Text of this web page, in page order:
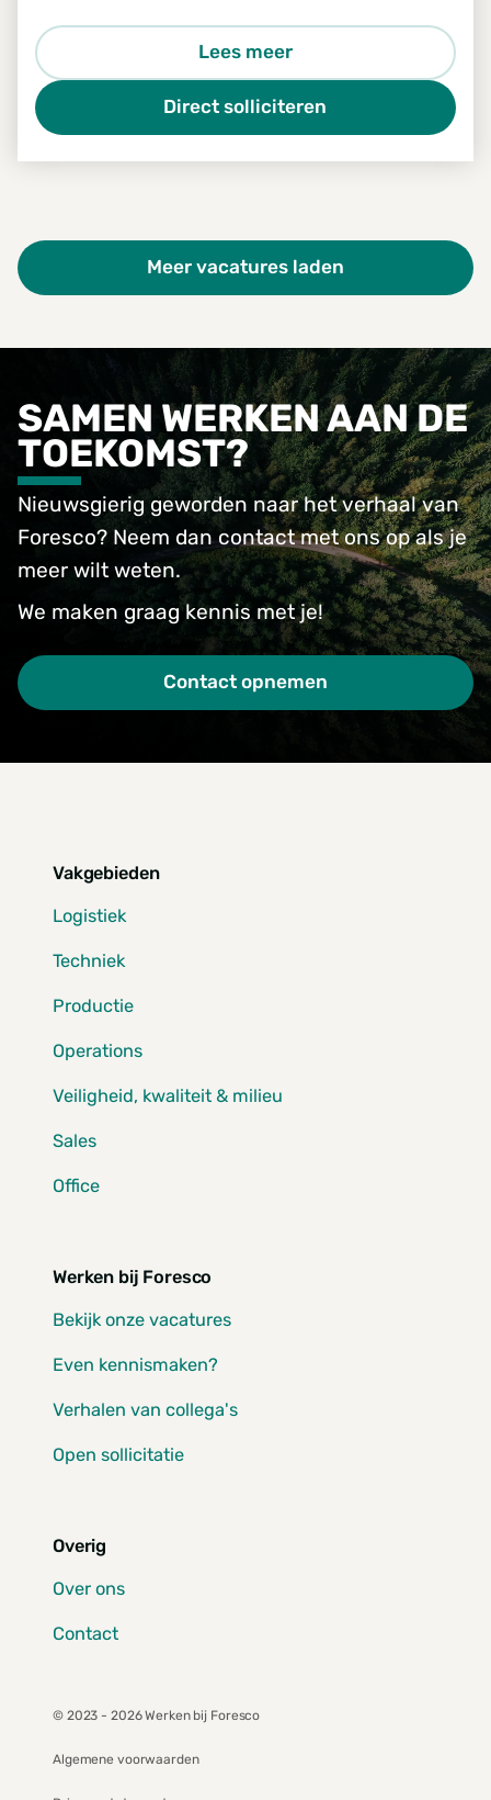
Lees meer
Direct solliciteren
Meer vacatures laden
SAMEN WERKEN AAN DE
TOEKOMST?
Nieuwsgierig geworden naar het verhaal van
Foresco? Neem dan contact met ons op als je
meer wilt weten.
We maken graag kennis met je!
Contact opnemen
Vakgebieden
Logistiek
Techniek
Productie
Operations
Veiligheid, kwaliteit & milieu
Sales
Office
Werken bij Foresco
Bekijk onze vacatures
Even kennismaken?
Verhalen van collega's
Open sollicitatie
Overig
Over ons
Contact
© 2023 - 2026 Werken bij Foresco
Algemene voorwaarden